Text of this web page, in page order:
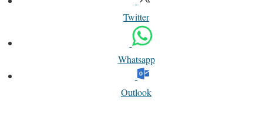
Twitter
Whatsapp
Outlook